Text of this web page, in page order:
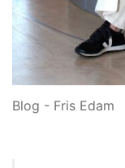
Blog - Fris Edam